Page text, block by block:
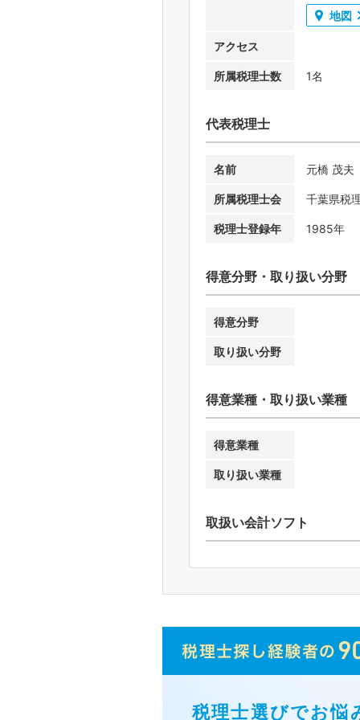
地図
アクセス
所属税理士数 1名
代表税理士
名前 元橋 茂夫
所属税理士会 千葉県税
税理士登録年 1985年
得意分野・取り扱い分野
得意分野
取り扱い分野
得意業種・取り扱い業種
得意業種
取り扱い業種
取扱い会計ソフト
税理士選びでお悩